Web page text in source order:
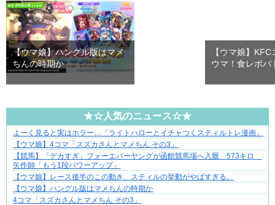
【ウマ娘】ハングル版はマメ
ちんの時期か
【ウマ娘】
ウマ！食レポバ
★☆人気のニュース☆★
妻が嫌すぎて壊れていった、ある夫の現実
よーく見ると実はホラー…「ライトハローとイチャつくスティルトレ漫画」
【ウマ娘】4コマ「スズカさんとマメちん その3」
【競馬】「デカすぎ」フォーエバーヤングが函館競馬場へ入厩 573キロ
矢作師「もう1段パワーアップ」
【ウマ娘】レース後半のこの動き、スティルの挙動がやばすぎる。
【ウマ娘】ハングル版はマメちんの時期か
4コマ「スズカさんとマメちん その3」